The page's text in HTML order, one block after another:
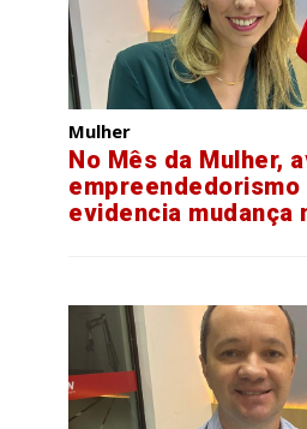
Mulher
No Mês da Mulher,
empreendedorismo
evidencia mudança